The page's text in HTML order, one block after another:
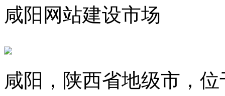
咸阳网站建设市场
咸阳，陕西省地级市，